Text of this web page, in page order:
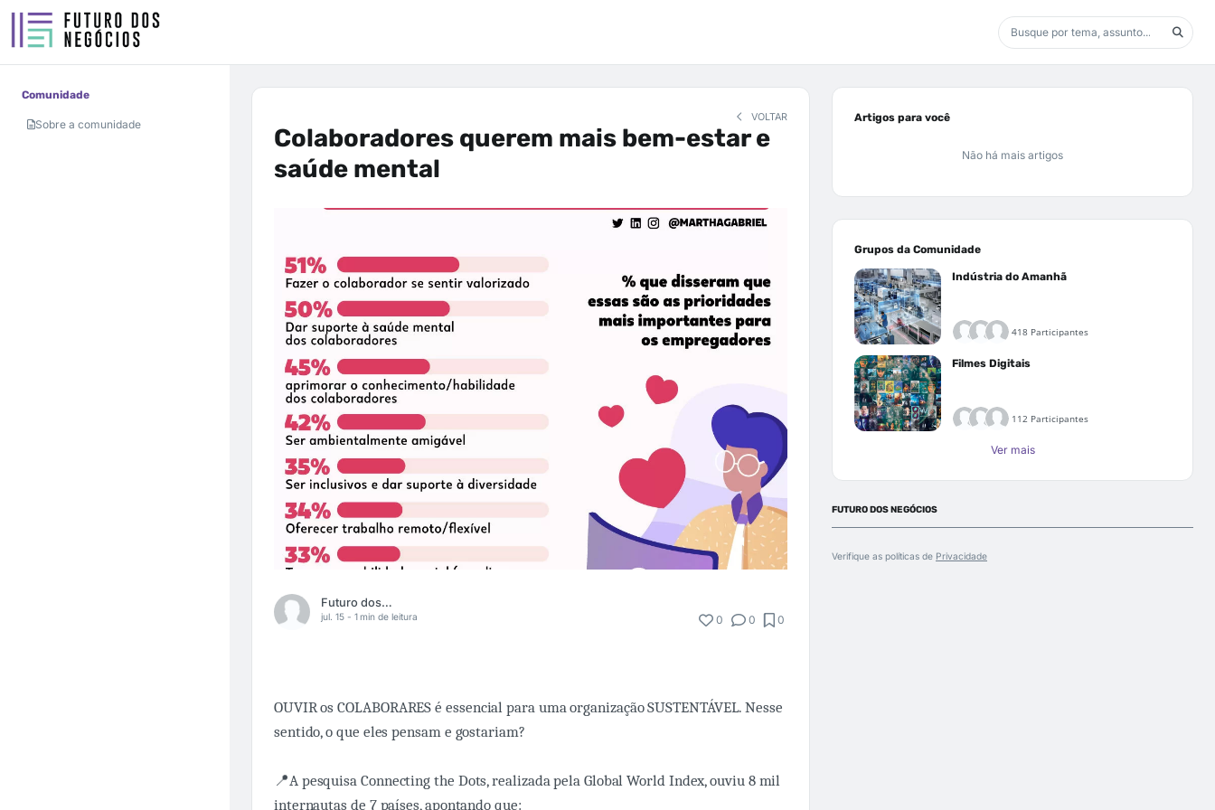
Comunidade
Sobre a comunidade
VOLTAR
Colaboradores querem mais bem-estar e
saúde mental
Futuro dos Negócios
jul. 15 - 1 min de leitura 0 0 0
OUVIR os COLABORARES é essencial para uma organização SUSTENTÁVEL. Nesse
sentido, o que eles pensam e gostariam?
📍A pesquisa Connecting the Dots, realizada pela Global World Index, ouviu 8 mil
internautas de 7 países, apontando que:
Artigos para você
Não há mais artigos
Grupos da Comunidade
Indústria do Amanhã
418 Participantes
Filmes Digitais
112 Participantes
Ver mais
FUTURO DOS NEGÓCIOS
Verifique as políticas de Privacidade